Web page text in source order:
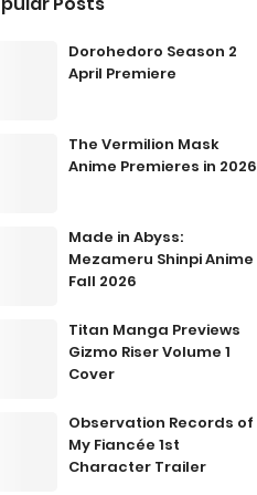
Dorohedoro Season 2
April Premiere
The Vermilion Mask
Anime Premieres in 2026
Made in Abyss:
Mezameru Shinpi Anime
Fall 2026
Titan Manga Previews
Gizmo Riser Volume 1
Cover
Observation Records of
My Fiancée 1st
Character Trailer